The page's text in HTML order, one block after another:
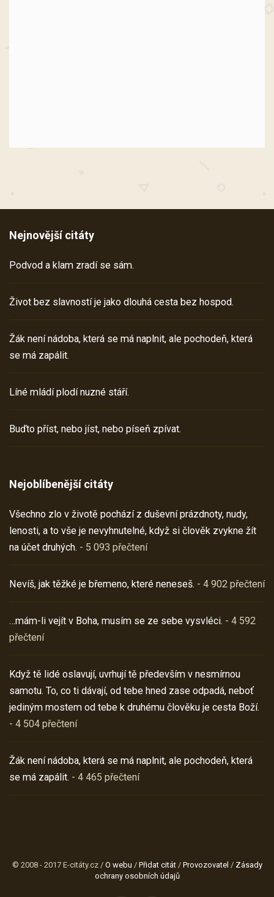
Nejnovější citáty
Podvod a klam zradí se sám.
Život bez slavností je jako dlouhá cesta bez hospod.
Žák není nádoba, která se má naplnit, ale pochodeň, která
se má zapálit.
Líné mládí plodí nuzné stáří.
Buďto příst, nebo jíst, nebo píseň zpívat.
Nejoblíbenější citáty
Všechno zlo v životě pochází z duševní prázdnoty, nudy,
lenosti, a to vše je nevyhnutelné, když si člověk zvykne žít
na účet druhých. - 5 093 přečtení
Nevíš, jak těžké je břemeno, které neneseš. - 4 902 přečtení
…mám-li vejít v Boha, musím se ze sebe vysvléci. - 4 592
přečtení
Když tě lidé oslavují, uvrhují tě především v nesmírnou
samotu. To, co ti dávají, od tebe hned zase odpadá, neboť
jediným mostem od tebe k druhému člověku je cesta Boží.
- 4 504 přečtení
Žák není nádoba, která se má naplnit, ale pochodeň, která
se má zapálit. - 4 465 přečtení
© 2008 - 2017 E-citáty.cz / O webu / Přidat citát/ Provozovatel / Zásady
ochrany osobních údajů